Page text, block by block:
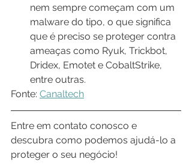
nem sempre começam com um
malware do tipo, o que significa
que é preciso se proteger contra
ameaças como Ryuk, Trickbot,
Dridex, Emotet e CobaltStrike,
entre outras.
Fonte: Canaltech
Entre em contato conosco e
descubra como podemos ajudá-lo a
proteger o seu negócio!